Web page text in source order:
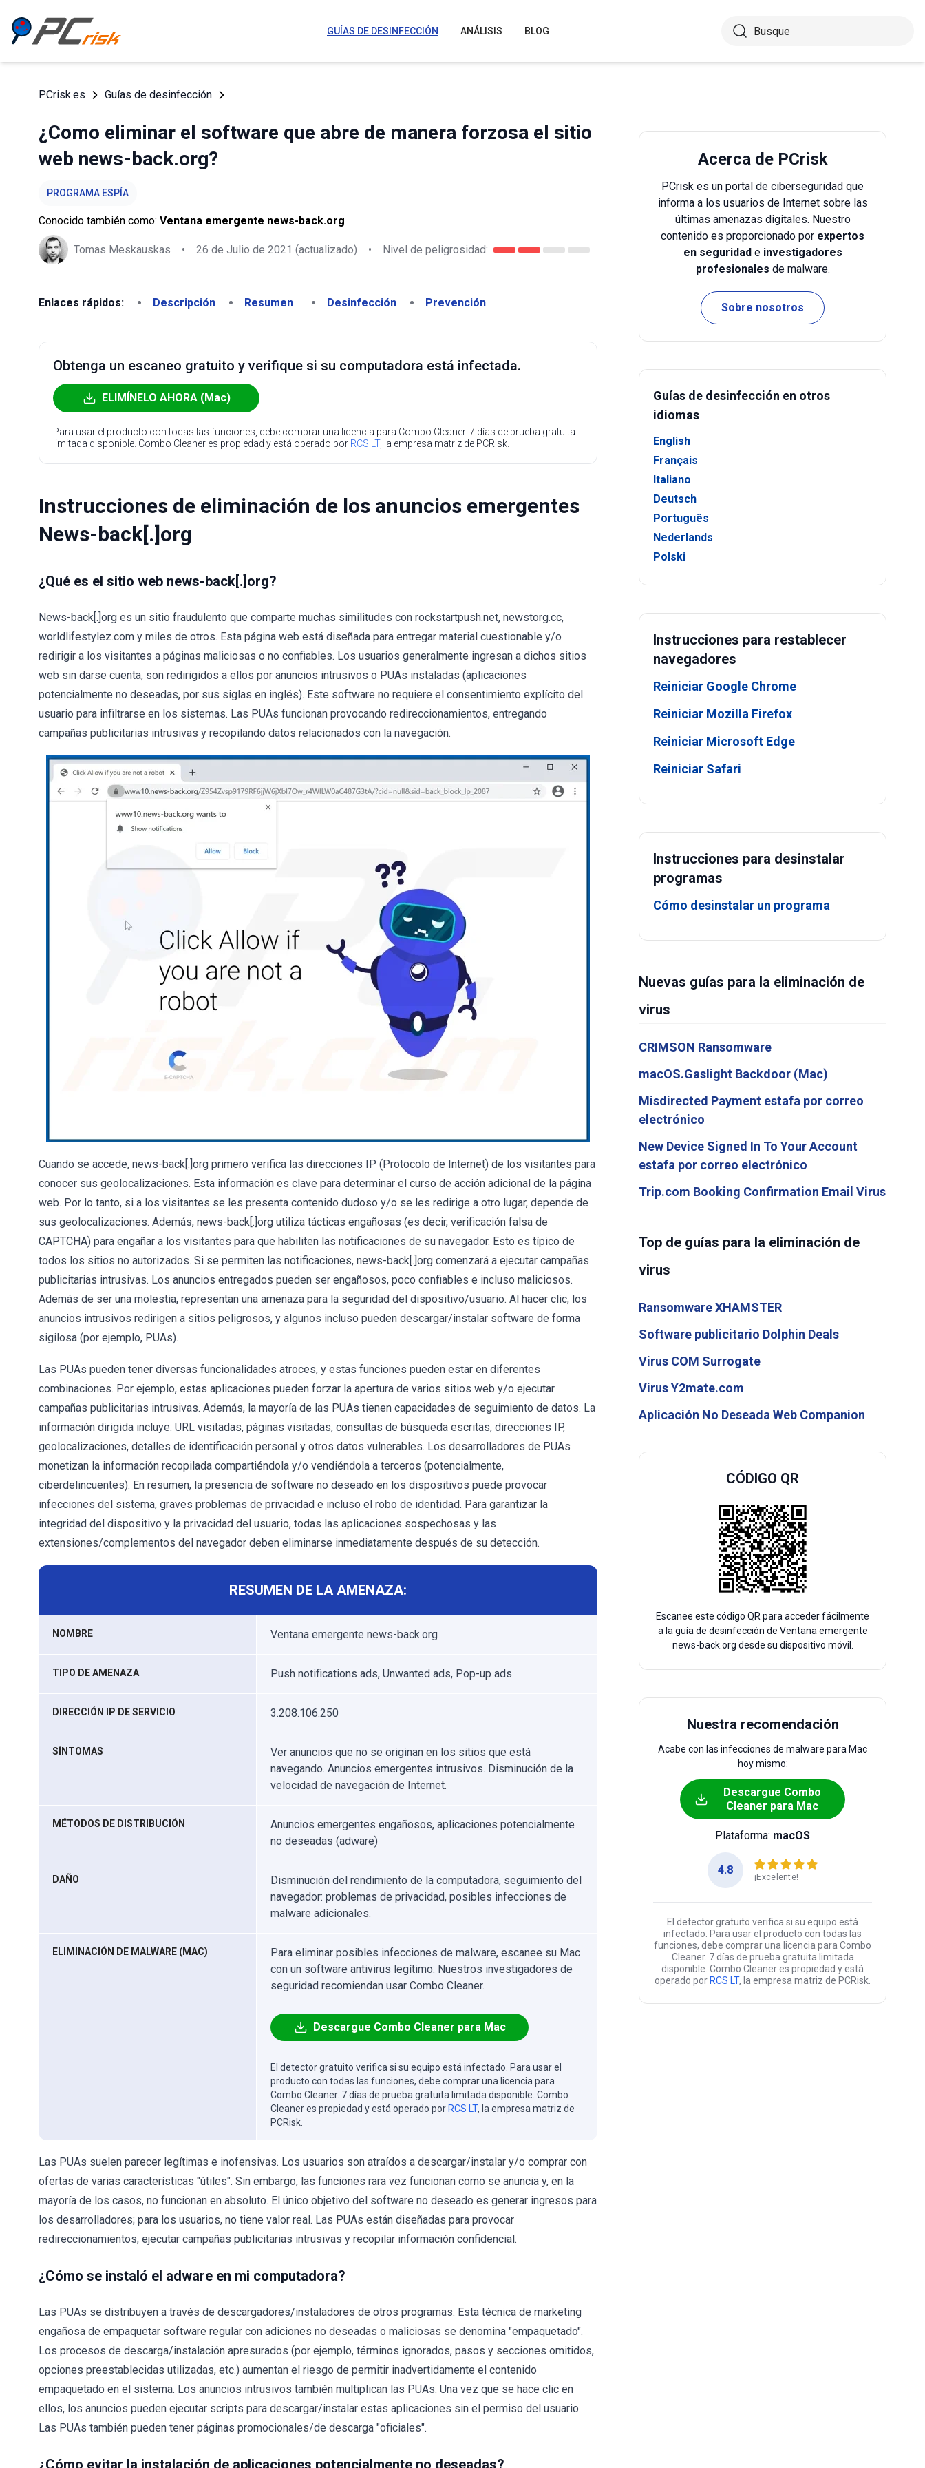
GUÍAS DE DESINFECCIÓN ANÁLISIS BLOG
PCrisk.es Guías de desinfección
¿Como eliminar el software que abre de manera forzosa el sitio
web news-back.org?
PROGRAMA ESPÍA
Conocido también como: Ventana emergente news-back.org
Tomas Meskauskas • 26 de Julio de 2021 (actualizado) • Nivel de peligrosidad:
Enlaces rápidos: Descripción Resumen Desinfección Prevención
Obtenga un escaneo gratuito y verifique si su computadora está infectada.
ELIMÍNELO AHORA (Mac)
Para usar el producto con todas las funciones, debe comprar una licencia para Combo Cleaner. 7 días de prueba gratuita
limitada disponible. Combo Cleaner es propiedad y está operado por RCS LT, la empresa matriz de PCRisk.
Instrucciones de eliminación de los anuncios emergentes
News-back[.]org
¿Qué es el sitio web news-back[.]org?
News-back[.]org es un sitio fraudulento que comparte muchas similitudes con rockstartpush.net, newstorg.cc,
worldlifestylez.com y miles de otros. Esta página web está diseñada para entregar material cuestionable y/o
redirigir a los visitantes a páginas maliciosas o no confiables. Los usuarios generalmente ingresan a dichos sitios
web sin darse cuenta, son redirigidos a ellos por anuncios intrusivos o PUAs instaladas (aplicaciones
potencialmente no deseadas, por sus siglas en inglés). Este software no requiere el consentimiento explícito del
usuario para infiltrarse en los sistemas. Las PUAs funcionan provocando redireccionamientos, entregando
campañas publicitarias intrusivas y recopilando datos relacionados con la navegación.
Cuando se accede, news-back[.]org primero verifica las direcciones IP (Protocolo de Internet) de los visitantes para
conocer sus geolocalizaciones. Esta información es clave para determinar el curso de acción adicional de la página
web. Por lo tanto, si a los visitantes se les presenta contenido dudoso y/o se les redirige a otro lugar, depende de
sus geolocalizaciones. Además, news-back[.]org utiliza tácticas engañosas (es decir, verificación falsa de
CAPTCHA) para engañar a los visitantes para que habiliten las notificaciones de su navegador. Esto es típico de
todos los sitios no autorizados. Si se permiten las notificaciones, news-back[.]org comenzará a ejecutar campañas
publicitarias intrusivas. Los anuncios entregados pueden ser engañosos, poco confiables e incluso maliciosos.
Además de ser una molestia, representan una amenaza para la seguridad del dispositivo/usuario. Al hacer clic, los
anuncios intrusivos redirigen a sitios peligrosos, y algunos incluso pueden descargar/instalar software de forma
sigilosa (por ejemplo, PUAs).
Las PUAs pueden tener diversas funcionalidades atroces, y estas funciones pueden estar en diferentes
combinaciones. Por ejemplo, estas aplicaciones pueden forzar la apertura de varios sitios web y/o ejecutar
campañas publicitarias intrusivas. Además, la mayoría de las PUAs tienen capacidades de seguimiento de datos. La
información dirigida incluye: URL visitadas, páginas visitadas, consultas de búsqueda escritas, direcciones IP,
geolocalizaciones, detalles de identificación personal y otros datos vulnerables. Los desarrolladores de PUAs
monetizan la información recopilada compartiéndola y/o vendiéndola a terceros (potencialmente,
ciberdelincuentes). En resumen, la presencia de software no deseado en los dispositivos puede provocar
infecciones del sistema, graves problemas de privacidad e incluso el robo de identidad. Para garantizar la
integridad del dispositivo y la privacidad del usuario, todas las aplicaciones sospechosas y las
extensiones/complementos del navegador deben eliminarse inmediatamente después de su detección.
RESUMEN DE LA AMENAZA:
NOMBRE Ventana emergente news-back.org
TIPO DE AMENAZA Push notifications ads, Unwanted ads, Pop-up ads
DIRECCIÓN IP DE SERVICIO 3.208.106.250
SÍNTOMAS
Ver anuncios que no se originan en los sitios que está
navegando. Anuncios emergentes intrusivos. Disminución de la
velocidad de navegación de Internet.
MÉTODOS DE DISTRIBUCIÓN
Anuncios emergentes engañosos, aplicaciones potencialmente
no deseadas (adware)
DAÑO
Disminución del rendimiento de la computadora, seguimiento del
navegador: problemas de privacidad, posibles infecciones de
malware adicionales.
ELIMINACIÓN DE MALWARE (MAC)
Para eliminar posibles infecciones de malware, escanee su Mac
con un software antivirus legítimo. Nuestros investigadores de
seguridad recomiendan usar Combo Cleaner.
Descargue Combo Cleaner para Mac
El detector gratuito verifica si su equipo está infectado. Para usar el
producto con todas las funciones, debe comprar una licencia para
Combo Cleaner. 7 días de prueba gratuita limitada disponible. Combo
Cleaner es propiedad y está operado por RCS LT, la empresa matriz de
PCRisk.
Las PUAs suelen parecer legítimas e inofensivas. Los usuarios son atraídos a descargar/instalar y/o comprar con
ofertas de varias características "útiles". Sin embargo, las funciones rara vez funcionan como se anuncia y, en la
mayoría de los casos, no funcionan en absoluto. El único objetivo del software no deseado es generar ingresos para
los desarrolladores; para los usuarios, no tiene valor real. Las PUAs están diseñadas para provocar
redireccionamientos, ejecutar campañas publicitarias intrusivas y recopilar información confidencial.
¿Cómo se instaló el adware en mi computadora?
Las PUAs se distribuyen a través de descargadores/instaladores de otros programas. Esta técnica de marketing
engañosa de empaquetar software regular con adiciones no deseadas o maliciosas se denomina "empaquetado".
Los procesos de descarga/instalación apresurados (por ejemplo, términos ignorados, pasos y secciones omitidos,
opciones preestablecidas utilizadas, etc.) aumentan el riesgo de permitir inadvertidamente el contenido
empaquetado en el sistema. Los anuncios intrusivos también multiplican las PUAs. Una vez que se hace clic en
ellos, los anuncios pueden ejecutar scripts para descargar/instalar estas aplicaciones sin el permiso del usuario.
Las PUAs también pueden tener páginas promocionales/de descarga "oficiales".
¿Cómo evitar la instalación de aplicaciones potencialmente no deseadas?
Acerca de PCrisk
PCrisk es un portal de ciberseguridad que
informa a los usuarios de Internet sobre las
últimas amenazas digitales. Nuestro
contenido es proporcionado por expertos
en seguridade investigadores
profesionales de malware.
Sobre nosotros
Guías de desinfección en otros
idiomas
English
Français
Italiano
Deutsch
Português
Nederlands
Polski
Instrucciones para restablecer
navegadores
Reiniciar Google Chrome
Reiniciar Mozilla Firefox
Reiniciar Microsoft Edge
Reiniciar Safari
Instrucciones para desinstalar
programas
Cómo desinstalar un programa
Nuevas guías para la eliminación de
virus
CRIMSON Ransomware
macOS.Gaslight Backdoor (Mac)
Misdirected Payment estafa por correo
electrónico
New Device Signed In To Your Account
estafa por correo electrónico
Trip.com Booking Confirmation Email Virus
Top de guías para la eliminación de
virus
Ransomware XHAMSTER
Software publicitario Dolphin Deals
Virus COM Surrogate
Virus Y2mate.com
Aplicación No Deseada Web Companion
CÓDIGO QR
Escanee este código QR para acceder fácilmente
a la guía de desinfección de Ventana emergente
news-back.org desde su dispositivo móvil.
Nuestra recomendación
Acabe con las infecciones de malware para Mac
hoy mismo:
Descargue Combo
Cleaner para Mac
Plataforma: macOS
4.8
¡Excelente!
El detector gratuito verifica si su equipo está
infectado. Para usar el producto con todas las
funciones, debe comprar una licencia para Combo
Cleaner. 7 días de prueba gratuita limitada
disponible. Combo Cleaner es propiedad y está
operado por RCS LT, la empresa matriz de PCRisk.